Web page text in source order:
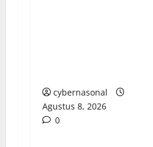
cybernasonal
Agustus 8, 2026
0